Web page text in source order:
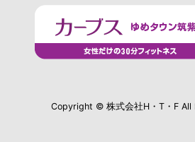
Copyright © 株式会社H・T・F All